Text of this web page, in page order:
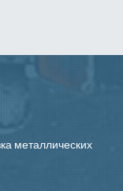
металлических